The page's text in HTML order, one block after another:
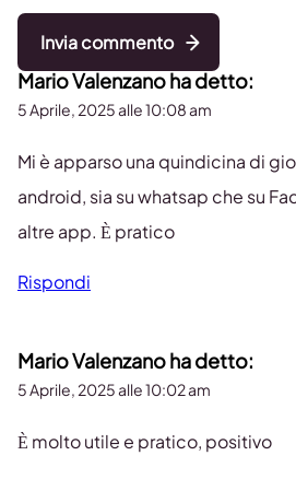
Invia commento
Mario Valenzanoha detto:
5 Aprile, 2025 alle 10:08 am
Mi è apparso una quindicina di
android, sia su whatsap che su
altre app. È pratico
Rispondi
Mario Valenzanoha detto:
5 Aprile, 2025 alle 10:02 am
È molto utile e pratico, positivo